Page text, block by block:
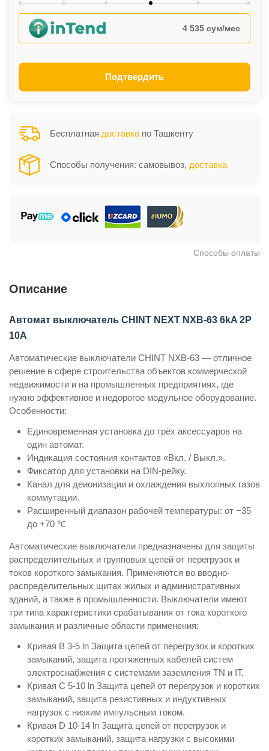
4 535 сум/мес
Подтвердить
Бесплатная доставка по Ташкенту
Способы получения: самовывоз, доставка
Способы оплаты
Описание
Автомат выключатель CHINT NEXT NXB-63 6kA 2P
10A
Автоматические выключатели CHINT NXB-63 — отличное
решение в сфере строительства объектов коммерческой
недвижимости и на промышленных предприятиях, где
нужно эффективное и недорогое модульное оборудование.
Особенности:
Единовременная установка до трёх аксессуаров на
один автомат.
Индикация состояния контактов «Вкл. / Выкл.».
Фиксатор для установки на DIN-рейку.
Канал для деионизации и охлаждения выхлопных газов
коммутации.
Расширенный диапазон рабочей температуры: от −35
до +70 ℃
Автоматические выключатели предназначены для защиты
распределительных и групповых цепей от перегрузок и
токов короткого замыкания. Применяются во вводно-
распределительных щитах жилых и административных
зданий, а также в промышленности. Выключатели имеют
три типа характеристики срабатывания от тока короткого
замыкания и различные области применения:
Кривая В 3-5 ln Защита цепей от перегрузок и коротких
замыканий, защита протяженных кабелей систем
электроснабжения с системами заземления TN и IT.
Кривая С 5-10 ln Защита цепей от перегрузок и коротких
замыканий, защита резистивных и индуктивных
нагрузок с низким импульсным током.
Кривая D 10-14 ln Защита цепей от перегрузок и
коротких замыканий, защита нагрузки с высокими